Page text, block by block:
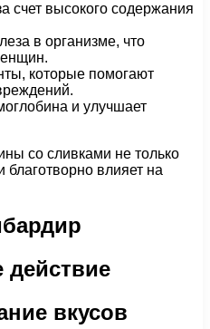
счет высокого содержания
в организме, что
которые помогают
и улучшает
со сливками не только
благотворно влияет на
действие
вкусов